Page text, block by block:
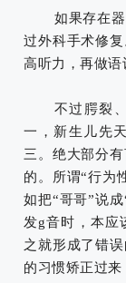
如果存在
过外科手术修
高听力，再做语
不过腭裂
一，新生儿先
三。绝大部分
的。所谓“行为
如把“哥哥”说
发g音时，本应
之就形成了错
的习惯矫正过来